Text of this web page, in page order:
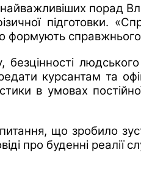
порад
підготовки.
формують
курсантам та
в умовах
що зробило
про буденні реалії